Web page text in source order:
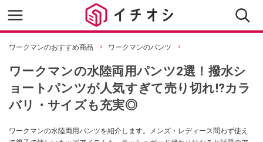
ワークマンのおすすめ商品 ワークマンのパンツ
ワークマンの水陸両用パンツ2選！撥水シ
ョートパンツが人気すぎて売り切れ⁉カラ
バリ・サイズも充実◎
ワークマンの水陸両用パンツを紹介します。メンズ・レディース問わず使え